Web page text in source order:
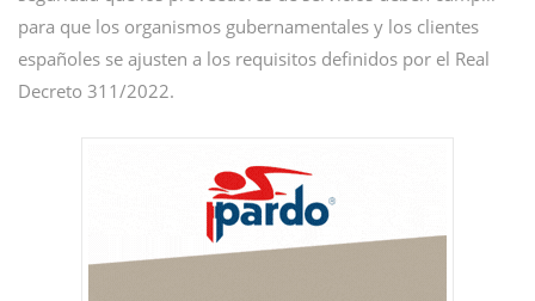
para que los organismos gubernamentales y los clientes
españoles se ajusten a los requisitos definidos por el Real
Decreto 311/2022.